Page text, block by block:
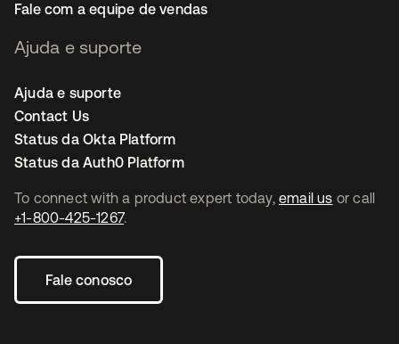
To connect with a product expert today, email us or call
+1-800-425-1267.
Fale conosco
Fale com a equipe de vendas
Ajuda e suporte
Ajuda e suporte
Contact Us
Status da Okta Platform
Status da Auth0 Platform